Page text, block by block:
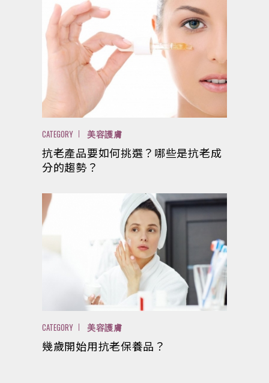
CATEGORY 美容護膚
抗老產品要如何挑選？哪些是抗老成
分的趨勢？
CATEGORY 美容護膚
幾歲開始用抗老保養品？